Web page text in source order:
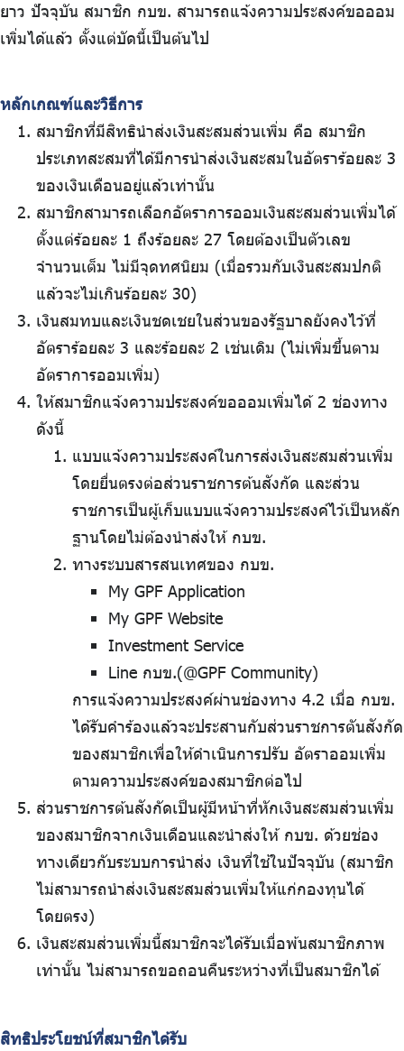
ยาว ปัจจุบัน สมาชิก กบข. สามารถแจ้งความประสงค์ขอออม
เพิ่มได้แล้ว ตั้งแต่บัดนี้เป็นต้นไป
หลักเกณฑ์และวิธีการ
สมาชิกที่มีสิทธินำส่งเงินสะสมส่วนเพิ่ม คือ สมาชิก
ประเภทสะสมที่ได้มีการนำส่งเงินสะสมในอัตราร้อยละ 3
ของเงินเดือนอยู่แล้วเท่านั้น
สมาชิกสามารถเลือกอัตราการออมเงินสะสมส่วนเพิ่มได้
ตั้งแต่ร้อยละ 1 ถึงร้อยละ 27 โดยต้องเป็นตัวเลข
จำนวนเต็ม ไม่มีจุดทศนิยม (เมื่อรวมกับเงินสะสมปกติ
แล้วจะไม่เกินร้อยละ 30)
เงินสมทบและเงินชดเชยในส่วนของรัฐบาลยังคงไว้ที่
อัตราร้อยละ 3 และร้อยละ 2 เช่นเดิม (ไม่เพิ่มขึ้นตาม
อัตราการออมเพิ่ม)
ให้สมาชิกแจ้งความประสงค์ขอออมเพิ่มได้ 2 ช่องทาง
ดังนี้
แบบแจ้งความประสงค์ในการส่งเงินสะสมส่วนเพิ่ม
โดยยื่นตรงต่อส่วนราชการต้นสังกัด และส่วน
ราชการเป็นผู้เก็บแบบแจ้งความประสงค์ไว้เป็นหลัก
ฐานโดยไม่ต้องนำส่งให้ กบข.
ทางระบบสารสนเทศของ กบข.
My GPF Application
My GPF Website
Investment Service
Line กบข.(@GPF Community)
การแจ้งความประสงค์ผ่านช่องทาง 4.2 เมื่อ กบข.
ได้รับคำร้องแล้วจะประสานกับส่วนราชการตันสังกัด
ของสมาชิกเพื่อให้ดำเนินการปรับ อัตราออมเพิ่ม
ตามความประสงค์ของสมาชิกต่อไป
ส่วนราชการต้นสังกัดเป็นผู้มีหน้าที่หักเงินสะสมส่วนเพิ่ม
ของสมาชิกจากเงินเดือนและนำส่งให้ กบข. ด้วยช่อง
ทางเดียวกับระบบการนำส่ง เงินที่ใช้ในปัจจุบัน (สมาชิก
ไม่สามารถนำส่งเงินสะสมส่วนเพิ่มให้แก่กองทุนได้
โดยตรง)
เงินสะสมส่วนเพิ่มนี้สมาชิกจะได้รับเมื่อพ้นสมาชิกภาพ
เท่านั้น ไม่สามารถขอถอนคืนระหว่างที่เป็นสมาชิกได้
สิทธิประโยชน์ที่สมาชิกได้รับ